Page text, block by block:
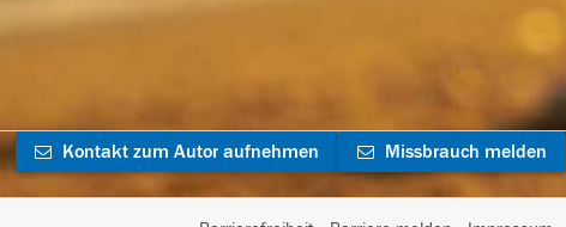
Kontakt zum Autor aufnehmen Missbrauch melden